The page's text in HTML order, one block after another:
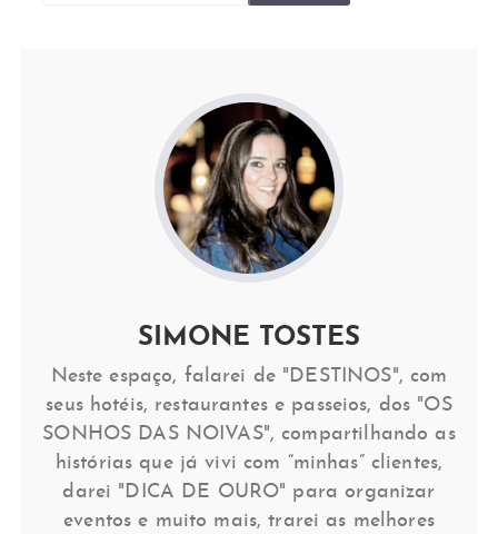
SIMONE TOSTES
Neste espaço, falarei de "DESTINOS", com
seus hotéis, restaurantes e passeios, dos "OS
SONHOS DAS NOIVAS", compartilhando as
histórias que já vivi com “minhas” clientes,
darei "DICA DE OURO" para organizar
eventos e muito mais, trarei as melhores